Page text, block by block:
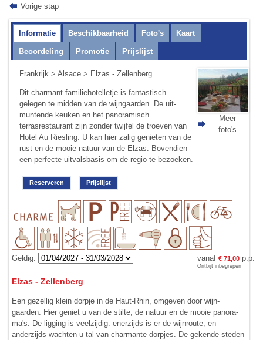
Vorige stap
Informatie Beschikbaarheid Foto's Kaart
Beoordeling Promotie Prijslijst
Frankrijk >Alsace > Elzas - Zellenberg
Dit charmant familiehotelletje is fantastisch
gelegen te midden van de wijn­gaarden. De uit­
muntende keuken en het panoramisch
terrasrestaurant zijn zonder twijfel de troe­ven van
Hotel Au Riesling. U kan hier zalig genieten van de
rust en de mooie natuur van de Elzas. Bovendien
een perfecte uit­vals­basis om de regio te bezoeken.
Reserveren Prijslijst
Meer
foto's
Geldig: vanaf € 71,00p.p.
Ontbijt inbegrepen
Elzas - Zellenberg
Een gezellig klein dorpje in de Haut-Rhin, omgeven door wijn­
gaarden. Hier geniet u van de stilte, de natuur en de mooie pano­ra­
ma's. De ligging is veelzijdig: enerzijds is er de wijn­route, en
anderzijds wachten u tal van charmante dorpjes. De gekende steden